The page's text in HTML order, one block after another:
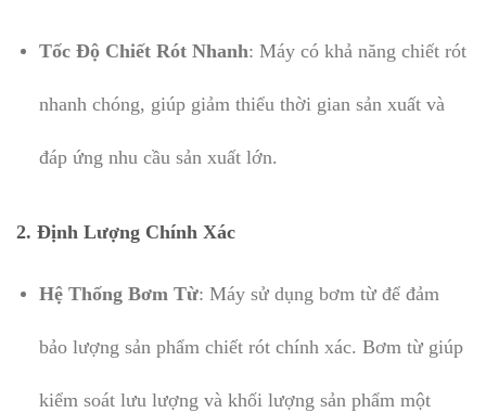
Tốc Độ Chiết Rót Nhanh: Máy có khả năng chiết rót
nhanh chóng, giúp giảm thiểu thời gian sản xuất và
đáp ứng nhu cầu sản xuất lớn.
2. Định Lượng Chính Xác
Hệ Thống Bơm Từ: Máy sử dụng bơm từ để đảm
bảo lượng sản phẩm chiết rót chính xác. Bơm từ giúp
kiểm soát lưu lượng và khối lượng sản phẩm một